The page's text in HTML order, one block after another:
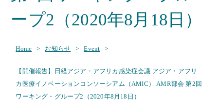
ープ2（2020年8月18日）
Home > お知らせ > Event >
【開催報告】日経アジア・アフリカ感染症会議 アジア・アフリ
カ医療イノベーションコンソーシアム（AMIC） AMR部会 第2回
ワーキング・グループ2（2020年8月18日）